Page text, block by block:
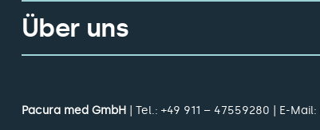
Über uns
Pacura med GmbH | Tel.: +49 911 – 47559280 | E-Mail: